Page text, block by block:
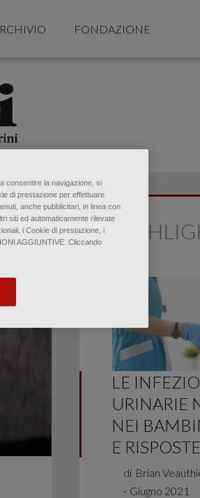
FONDAZIONE
LE
URINARIE
NEI
E RISPOSTE
di Brian
∙ Giugno 2021
consentire la navigazione, si
di prestazione per effettuare
anche pubblicitari, in linea con
siti ed automaticamente rilevate
i Cookie di prestazione, i
AGGIUNTIVE. Cliccando